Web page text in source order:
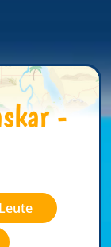
-
Leute